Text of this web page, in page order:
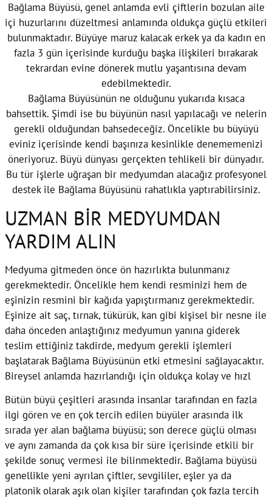
Bağlama Büyüsü, genel anlamda evli çiftlerin bozulan aile
içi huzurlarını düzeltmesi anlamında oldukça güçlü etkileri
bulunmaktadır. Büyüye maruz kalacak erkek ya da kadın en
fazla 3 gün içerisinde kurduğu başka ilişkileri bırakarak
tekrardan evine dönerek mutlu yaşantısına devam
edebilmektedir.
Bağlama Büyüsünün ne olduğunu yukarıda kısaca
bahsettik. Şimdi ise bu büyünün nasıl yapılacağı ve nelerin
gerekli olduğundan bahsedeceğiz. Öncelikle bu büyüyü
eviniz içerisinde kendi başınıza kesinlikle denememenizi
öneriyoruz. Büyü dünyası gerçekten tehlikeli bir dünyadır.
Bu tür işlerle uğraşan bir medyumdan alacağız profesyonel
destek ile Bağlama Büyüsünü rahatlıkla yaptırabilirsiniz.
UZMAN BİR MEDYUMDAN
YARDIM ALIN
Medyuma gitmeden önce ön hazırlıkta bulunmanız
gerekmektedir. Öncelikle hem kendi resminizi hem de
eşinizin resmini bir kağıda yapıştırmanız gerekmektedir.
Eşinize ait saç, tırnak, tükürük, kan gibi kişisel bir nesne ile
daha önceden anlaştığınız medyumun yanına giderek
teslim ettiğiniz takdirde, medyum gerekli işlemleri
başlatarak Bağlama Büyüsünün etki etmesini sağlayacaktır.
Bireysel anlamda hazırlandığı için oldukça kolay ve hızl
Bütün büyü çeşitleri arasında insanlar tarafından en fazla
ilgi gören ve en çok tercih edilen büyüler arasında ilk
sırada yer alan bağlama büyüsü; son derece güçlü olması
ve aynı zamanda da çok kısa bir süre içerisinde etkili bir
şekilde sonuç vermesi ile bilinmektedir. Bağlama büyüsü
genellikle yeni ayrılan çiftler, sevgililer, eşler ya da
platonik olarak aşık olan kişiler tarafından çok fazla tercih